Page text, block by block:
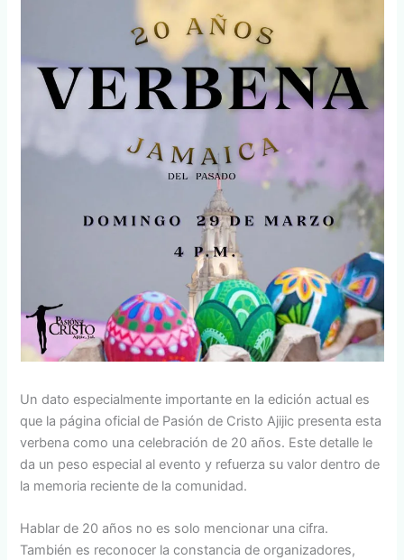
Un dato especialmente importante en la edición actual es
que la página oficial de Pasión de Cristo Ajijic presenta esta
verbena como una celebración de 20 años. Este detalle le
da un peso especial al evento y refuerza su valor dentro de
la memoria reciente de la comunidad.
Hablar de 20 años no es solo mencionar una cifra.
También es reconocer la constancia de organizadores,